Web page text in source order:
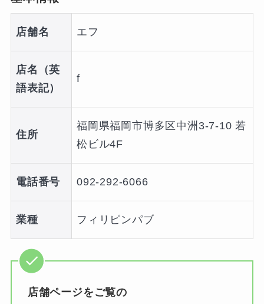
店舗名 エフ
店名（英
語表記）
f
住所
福岡県福岡市博多区中洲3-7-10 若
松ビル4F
電話番号 092-292-6066
業種 フィリピンパブ
店舗ページをご覧の